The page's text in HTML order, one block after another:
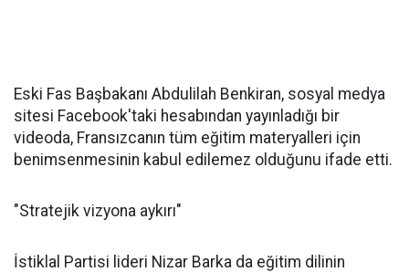
Eski Fas Başbakanı Abdulilah Benkiran, sosyal medya
sitesi Facebook'taki hesabından yayınladığı bir
videoda, Fransızcanın tüm eğitim materyalleri için
benimsenmesinin kabul edilemez olduğunu ifade etti.
"Stratejik vizyona aykırı"
İstiklal Partisi lideri Nizar Barka da eğitim dilinin